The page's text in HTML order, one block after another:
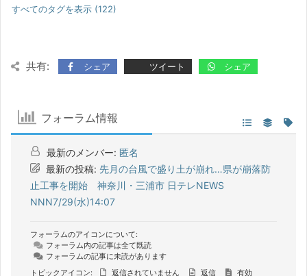
すべてのタグを表示 (122)
共有: シェア ツイート シェア
フォーラム情報
最新のメンバー: 匿名
最新の投稿: 先月の台風で盛り土が崩れ…県が崩落防
止工事を開始 神奈川・三浦市 日テレNEWS
NNN7/29(水)14:07
フォーラムのアイコンについて:
フォーラム内の記事は全て既読
フォーラムの記事に未読があります
トピックアイコン:
返信されていません 返信
有効